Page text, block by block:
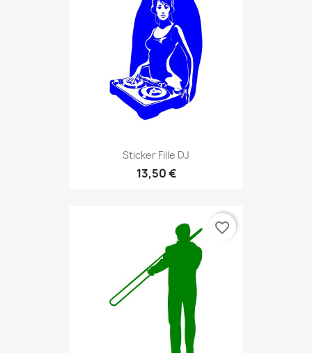
Sticker Fille DJ
13,50 €
favorite_border